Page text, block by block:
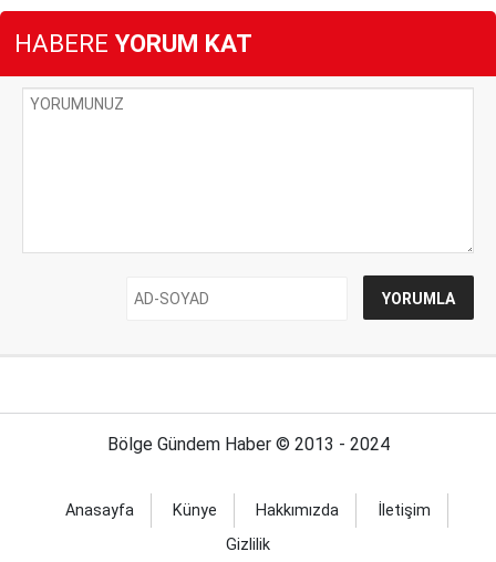
HABERE YORUM KAT
Bölge Gündem Haber © 2013 - 2024
Anasayfa Künye Hakkımızda
İletişim
Gizlilik